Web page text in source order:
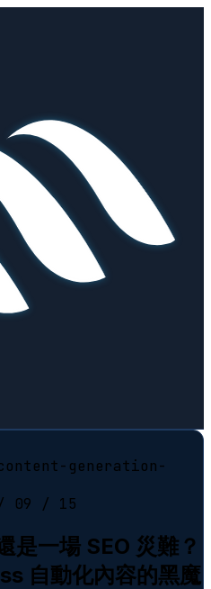
generation-
09 / 15
是一場 SEO 災難？
自動化內容的黑魔